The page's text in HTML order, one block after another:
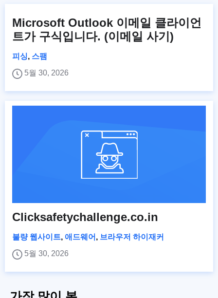
Microsoft Outlook 이메일 클라이언
트가 구식입니다. (이메일 사기)
피싱, 스팸
5월 30, 2026
Clicksafetychallenge.co.in
불량 웹사이트, 애드웨어 , 브라우저 하이재커
5월 30, 2026